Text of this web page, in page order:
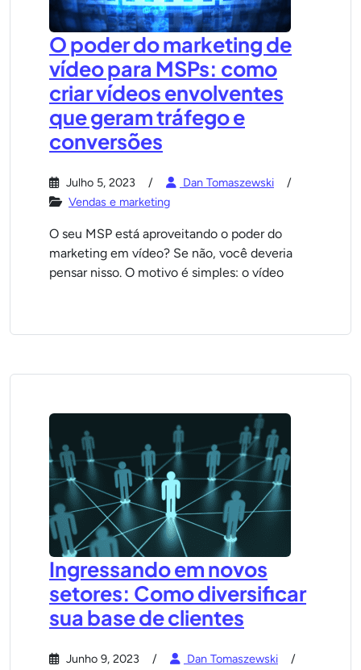
O poder do marketing de
vídeo para MSPs: como
criar vídeos envolventes
que geram tráfego e
conversões
Julho 5, 2023
Dan Tomaszewski
Vendas e marketing
O seu MSP está aproveitando o poder do
marketing em vídeo? Se não, você deveria
pensar nisso. O motivo é simples: o vídeo
Ingressando em novos
setores: Como diversificar
sua base de clientes
Junho 9, 2023
Dan Tomaszewski